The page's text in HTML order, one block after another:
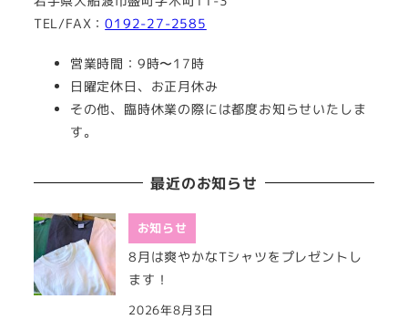
TEL/FAX：0192-27-2585
営業時間：9時〜17時
日曜定休日、お正月休み
その他、臨時休業の際には都度お知らせいたしま
す。
最近のお知らせ
お知らせ
8月は爽やかなTシャツをプレゼントし
ます！
2026年8月3日